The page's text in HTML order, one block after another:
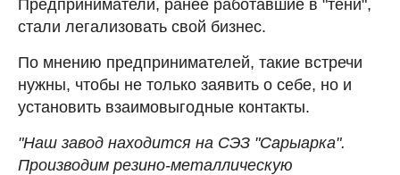
Предприниматели, ранее работавшие в "тени",
стали легализовать свой бизнес.
По мнению предпринимателей, такие встречи
нужны, чтобы не только заявить о себе, но и
установить взаимовыгодные контакты.
"Наш завод находится на СЭЗ "Сарыарка".
Производим резино-металлическую